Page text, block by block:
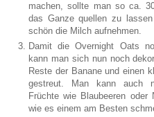
machen, sollte man so ca.
das Ganze quellen zu
schön die Milch aufnehmen.
Damit die Overnight Oats
kann man sich nun noch
Reste der Banane und einen
gestreut. Man kann auch
Früchte wie Blaubeeren oder
wie es einem am Besten